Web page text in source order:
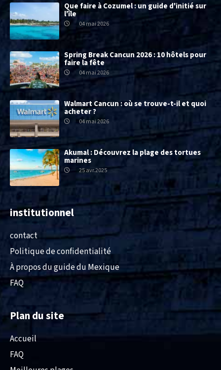
Que faire à Cozumel : un guide d'initié sur
l'île
04 mai 2026
Spring Break Cancun 2026 : 10 hôtels pour
faire la fête
04 mai 2026
Walmart Cancun : où se trouve-t-il et quoi
acheter ?
04 mai 2026
Akumal : Découvrez la plage des tortues
marines
25 avr.2025
institutionnel
contact
Politique de confidentialité
À propos du guide du Mexique
FAQ
Plan du site
Accueil
FAQ